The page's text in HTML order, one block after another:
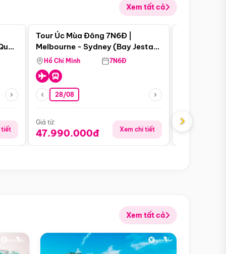
Xem tất cả
tiết
Điểm nổi bật
Tour Úc Mùa Đông 7N6Đ |
Melbourne - Sydney (Bay Jestar
Airways)
Hồ Chí Minh 7N6Đ
28/08
Giá từ:
47.990.000đ Xem chi tiết
Giá từ:
›
Xem tất cả